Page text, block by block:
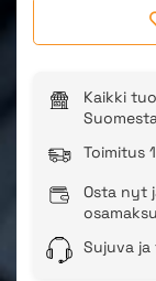
Kaikki
Toimitus
Osta nyt
Sujuva